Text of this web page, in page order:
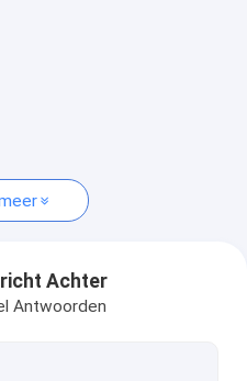
Achter
Antwoorden